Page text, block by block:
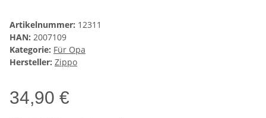
Artikelnummer: 12311
HAN: 2007109
Kategorie: Für Opa
Hersteller: Zippo
34,90 €